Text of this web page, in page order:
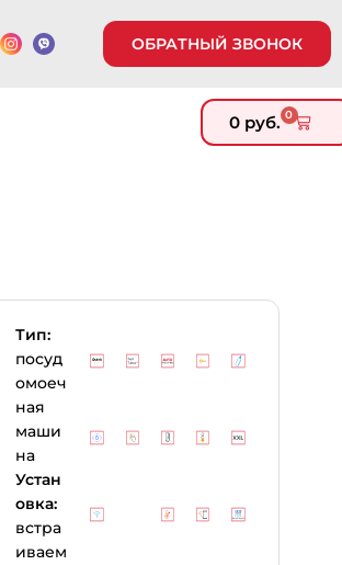
ОБРАТНЫЙ ЗВОНОК
0 руб. 0
Тип:
посуд
омоеч
ная
маши
на
Устан
овка:
встра
иваем